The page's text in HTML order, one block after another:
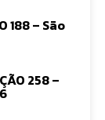
188 – São
258 –